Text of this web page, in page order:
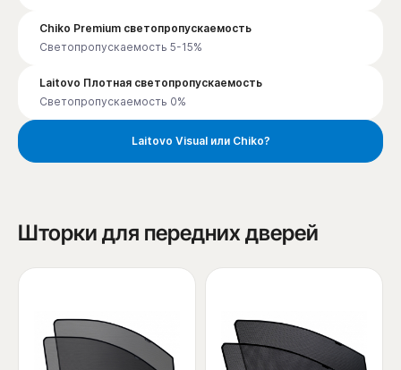
Chiko Premium светопропускаемость
Светопропускаемость 5-15%
Laitovo Плотная светопропускаемость
Светопропускаемость 0%
Laitovo Visual или Chiko?
Шторки для передних дверей